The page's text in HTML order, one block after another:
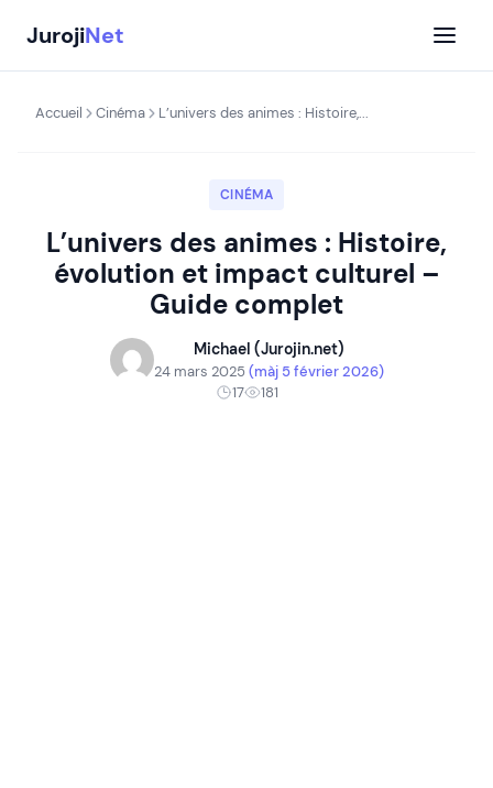
contenu
JurojiNet
Accueil Cinéma L’univers des animes : Histoire,...
CINÉMA
L’univers des animes : Histoire,
évolution et impact culturel –
Guide complet
Michael (Jurojin.net)
24 mars 2025(màj 5 février 2026)
17
181